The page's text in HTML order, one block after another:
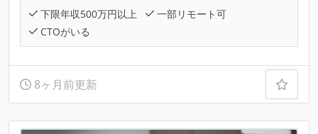
下限年収500万円以上
一部リモート可
CTOがいる
8ヶ月前更新